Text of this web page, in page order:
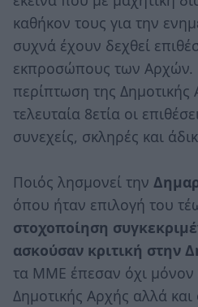
καθήκον τους για την
συχνά έχουν δεχθεί
εκπροσώπους των Αρχών.
περίπτωση της
τελευταία 8ετία οι
συνεχείς, σκληρές και
Ποιός λησμονεί την
όπου ήταν επιλογή του
στοχοποίηση
ασκούσαν κριτική στην
τα ΜΜΕ έπεσαν όχι μόνον
Δημοτικής Αρχής αλλά και